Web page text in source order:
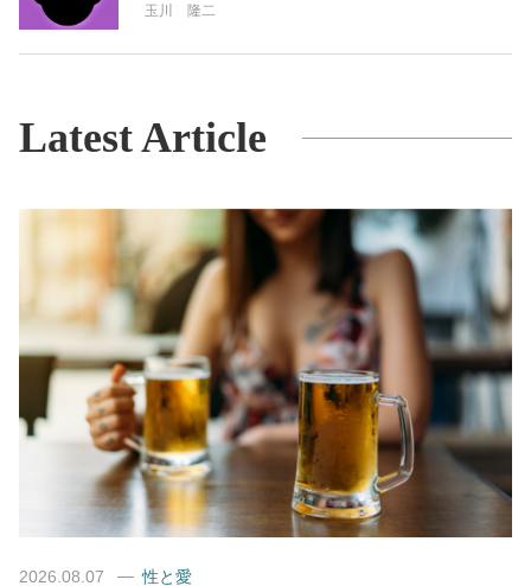
玉川 隆二
Latest Article
2026.08.07 性と愛